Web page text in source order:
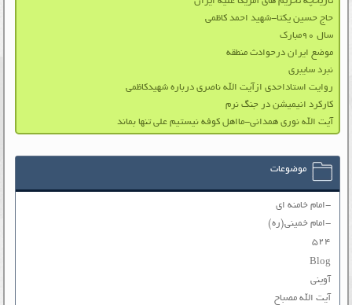
حاج حسین یکتا-شهید احمد کاظمی
سال ۹۰مبارک
موضع ایران درحوادث منطقه
نبرد سایبری
روایت استاداحدی ازآیت الله ناصری درباره شهیدکاظمی
کارکرد انیمیشن در جنگ نرم
آیت الله نوری همدانی-مااهل کوفه نیستیم علی تنها بماند
موضوعات
-امام خامنه ای
-امام خمینی(ره)
۵۲۴
Blog
آوینی
آیت الله مصباح